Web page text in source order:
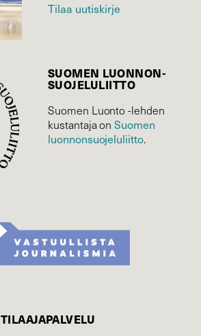
Tilaa uutiskirje
SUOMEN LUONNON­
SUOJELU­LIITTO
Suomen Luonto -lehden
kustantaja onSuomen
luonnonsuojelu­liitto.
TILAAJAPALVELU